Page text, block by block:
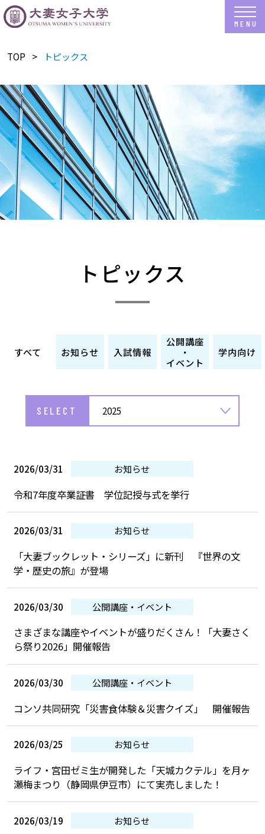
TOP トピックス
トピックス
すべて お知らせ 入試情報
公開講座
・
イベント
学内向け
SELECT 2025
2026/03/31 お知らせ
令和7年度卒業証書 学位記授与式を挙行
2026/03/31 お知らせ
「大妻ブックレット・シリーズ」に新刊 『世界の文
学・歴史の旅』が登場
2026/03/30 公開講座・イベント
さまざまな講座やイベントが盛りだくさん！「大妻さく
ら祭り2026」開催報告
2026/03/30 公開講座・イベント
コンソ共同研究「災害食体験＆災害クイズ」 開催報告
2026/03/25 お知らせ
ライフ・宮田ゼミ生が開発した「天城カクテル」を月ヶ
瀬梅まつり（静岡県伊豆市）にて実売しました！
2026/03/19 お知らせ